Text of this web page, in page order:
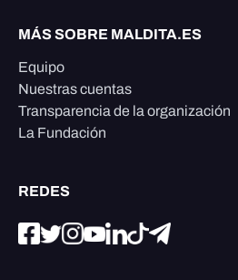
MÁS SOBRE MALDITA.ES
Equipo
Nuestras cuentas
Transparencia de la organización
La Fundación
REDES